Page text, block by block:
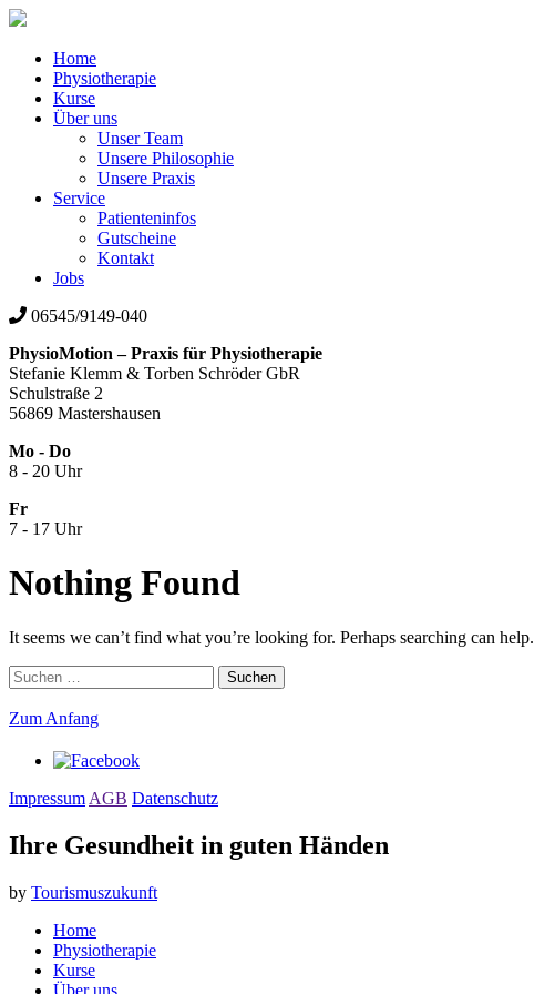
Home
Physiotherapie
Kurse
Über uns
Unser Team
Unsere Philosophie
Unsere Praxis
Service
Patienteninfos
Gutscheine
Kontakt
Jobs
06545/9149-040
PhysioMotion – Praxis für Physiotherapie
Stefanie Klemm & Torben Schröder GbR
Schulstraße 2
56869 Mastershausen
Mo - Do
8 - 20 Uhr
Fr
7 - 17 Uhr
Nothing Found
It seems we can’t find what you’re looking for. Perhaps searching can help.
Suchen
nach:
Zum Anfang
Impressum AGB Datenschutz
Ihre Gesundheit in guten Händen
by Tourismuszukunft
Home
Physiotherapie
Kurse
Über uns